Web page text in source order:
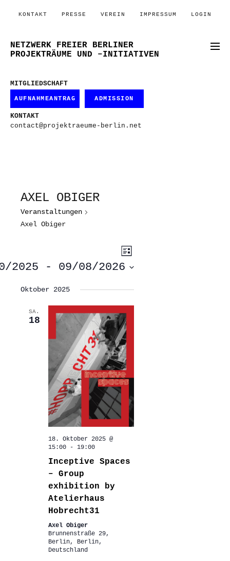
KONTAKT PRESSE VEREIN IMPRESSUM LOGIN
NETZWERK FREIER BERLINER
PROJEKTRÄUME UND –INITIATIVEN
MITGLIEDSCHAFT
AUFNAHMEANTRAG ADMISSION
KONTAKT
contact@projektraeume-berlin.net
AXEL OBIGER
Veranstaltungen
Axel Obiger
ANSICHTEN-
NAVIGATION
VERANSTALTUNG
ANSICHTEN-
Liste
2025 - 09/08/2026
Oktober 2025
SA.
18
18. Oktober 2025 @
15:00- 19:00
Inceptive Spaces
– Group
exhibition by
Atelierhaus
Hobrecht31
Axel Obiger
Brunnenstraße 29,
Berlin, Berlin,
Deutschland